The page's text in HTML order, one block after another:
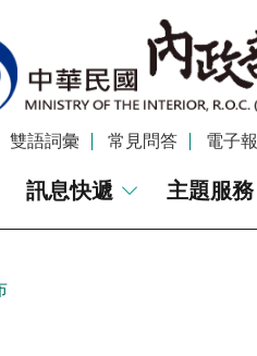
雙語詞彙 常見問答 電子報
訊息快遞 主題服務